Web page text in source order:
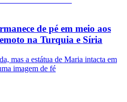
de pé em meio aos
na Turquia e Síria
mas a estátua de Maria intacta em
imagem de fé